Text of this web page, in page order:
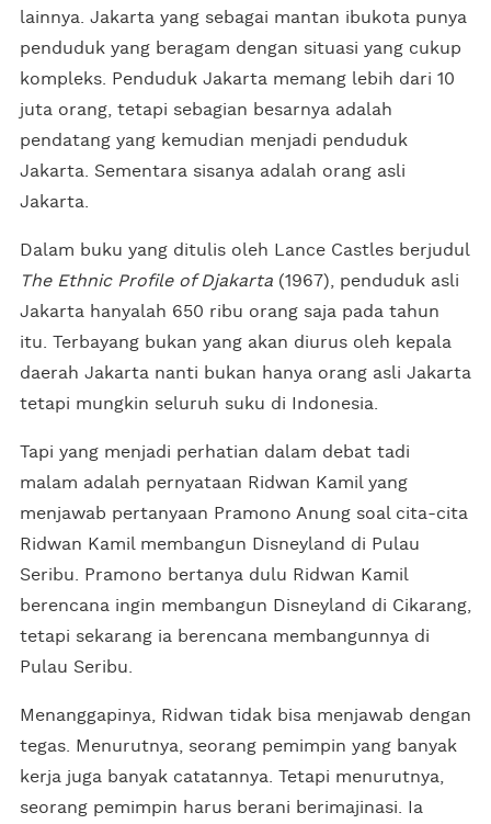
lainnya. Jakarta yang sebagai mantan ibukota punya
penduduk yang beragam dengan situasi yang cukup
kompleks. Penduduk Jakarta memang lebih dari 10
juta orang, tetapi sebagian besarnya adalah
pendatang yang kemudian menjadi penduduk
Jakarta. Sementara sisanya adalah orang asli
Jakarta.
Dalam buku yang ditulis oleh Lance Castles berjudul
The Ethnic Profile of Djakarta (1967), penduduk asli
Jakarta hanyalah 650 ribu orang saja pada tahun
itu. Terbayang bukan yang akan diurus oleh kepala
daerah Jakarta nanti bukan hanya orang asli Jakarta
tetapi mungkin seluruh suku di Indonesia.
Tapi yang menjadi perhatian dalam debat tadi
malam adalah pernyataan Ridwan Kamil yang
menjawab pertanyaan Pramono Anung soal cita-cita
Ridwan Kamil membangun Disneyland di Pulau
Seribu. Pramono bertanya dulu Ridwan Kamil
berencana ingin membangun Disneyland di Cikarang,
tetapi sekarang ia berencana membangunnya di
Pulau Seribu.
Menanggapinya, Ridwan tidak bisa menjawab dengan
tegas. Menurutnya, seorang pemimpin yang banyak
kerja juga banyak catatannya. Tetapi menurutnya,
seorang pemimpin harus berani berimajinasi. Ia